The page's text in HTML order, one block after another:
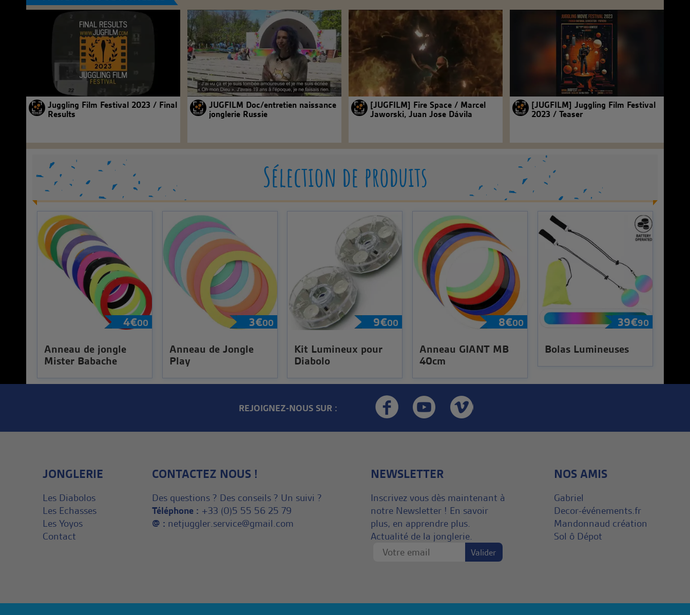
Juggling Film Festival 2023 / Final
Results
JUGFILM Doc/entretien naissance
jonglerie Russie
[JUGFILM] Fire Space / Marcel
Jaworski, Juan Jose Dávila
[JUGFILM] Juggling Film Festival
2023 / Teaser
Sélection de produits
4€00
Anneau de jongle
Mister Babache
3€00
Anneau de Jongle
Play
9€00
Kit Lumineux pour
Diabolo
8€00
Anneau GIANT MB
40cm
39€90
Bolas Lumineuses
REJOIGNEZ-NOUS SUR :
JONGLERIE
Les Diabolos
Les Echasses
Les Yoyos
Contact
CONTACTEZ NOUS !
Des questions ? Des conseils ? Un suivi ?
Téléphone : +33 (0)5 55 56 25 79
@ : netjuggler.service@gmail.com
NEWSLETTER
Inscrivez vous dès maintenant à
notre Newsletter ! En savoir
plus, en apprendre plus.
Actualité de la jonglerie.
NOS AMIS
Gabriel
Decor-événements.fr
Mandonnaud création
Sol ô Dépot